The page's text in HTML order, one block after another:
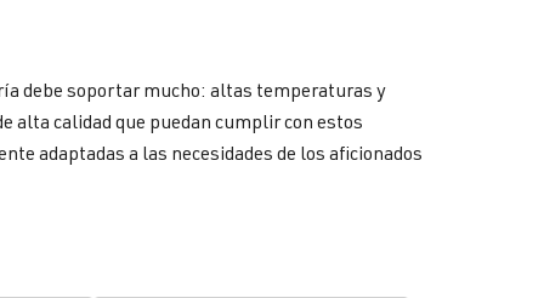
debe soportar mucho: altas temperaturas y
alta calidad que puedan cumplir con estos
adaptadas a las necesidades de los aficionados